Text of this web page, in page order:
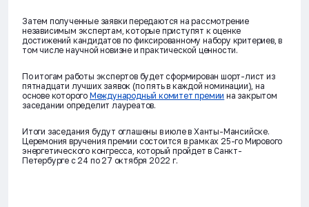
Затем полученные заявки передаются на рассмотрение
независимым экспертам, которые приступят к оценке
достижений кандидатов по фиксированному набору критериев, в
том числе научной новизне и практической ценности.
По итогам работы экспертов будет сформирован шорт-лист из
пятнадцати лучших заявок (по пять в каждой номинации), на
основе которого Международный комитет премии на закрытом
заседании определит лауреатов.
Итоги заседания будут оглашены в июле в Ханты-Мансийске.
Церемония вручения премии состоится в рамках 25-го Мирового
энергетического конгресса, который пройдет в Санкт-
Петербурге с 24 по 27 октября 2022 г.